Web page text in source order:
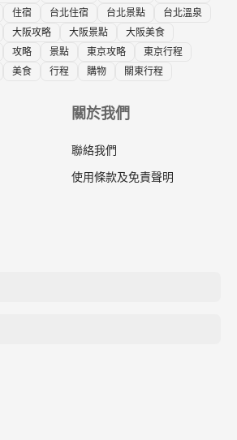
住宿 台北住宿 台北景點
台北溫泉
大阪攻略 大阪景點
大阪美食
攻略 景點 東京攻略
東京行程
美食 行程 購物 關東行程
關於我們
聯絡我們
使用條款及免責聲明